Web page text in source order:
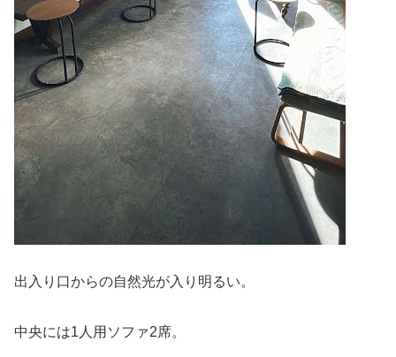
出入り口からの自然光が入り明るい。
中央には1人用ソファ2席。